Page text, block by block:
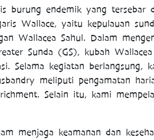
burung endemik yang tersebar
Wallace, yaitu kepulauan
Wallacea Sahul. Dalam
Sunda (GS), kubah
Selama kegiatan berlangsung,
meliputi pengamatan
Selain itu, kami
menjaga keamanan dan